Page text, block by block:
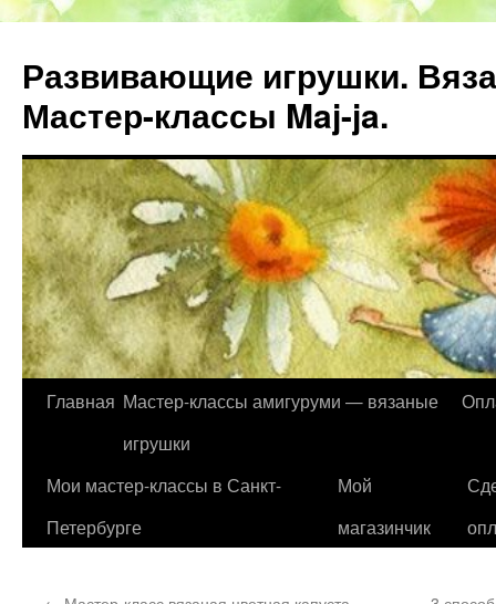
Развивающие игрушки.
Мастер-классы Maj-ja.
Перейти
содержимому
Главная Мастер-классы амигуруми — вязаные
игрушки
Мои мастер-классы в Санкт-
Петербурге
Мой
магазинчик